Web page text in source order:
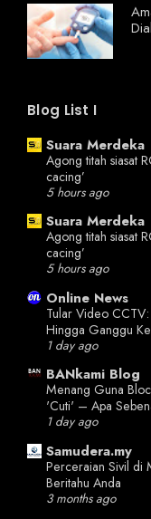
Blog List I
Suara Merdeka
Agong titah siasat
cacing’
5 hours ago
Suara Merdeka
Agong titah siasat
cacing’
5 hours ago
Online News
Tular Video
Hingga Ganggu
1 day ago
BANkami Blog
Menang Guna
'Cuti' – Apa
1 day ago
Samudera.my
Perceraian Sivil di
Beritahu Anda
3 months ago